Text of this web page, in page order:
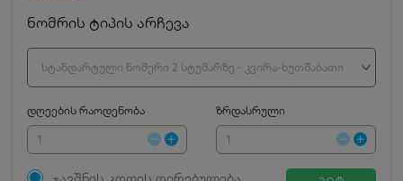
ნომრის ტიპის არჩევა
სტანდარტული ნომერი 2 სტუმარზე - კვირა-ხუთშაბათი
დღეების რაოდენობა ზრდასრული